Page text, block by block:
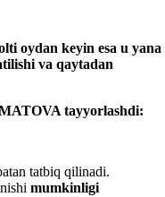
oydan keyin esa u yana
va qaytadan
tayyorlashdi:
tatbiq qilinadi.
mumkinligi